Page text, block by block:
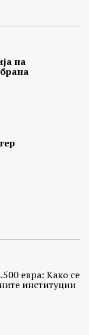
на
евра: Како се
институции